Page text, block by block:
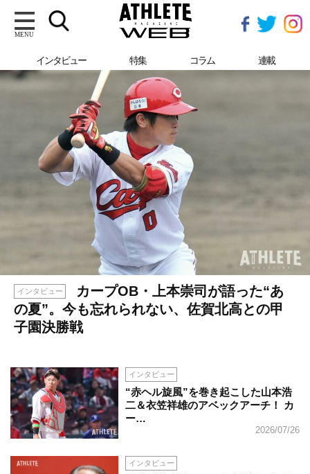
MENU
インタビュー 特集 コラム 連載
インタビュー
カープOB・上本崇司が語った“あ
の夏”。今も忘れられない、佐賀北高との甲
子園決勝戦
インタビュー
“赤ヘル旋風”を巻き起こした山本浩
二＆衣笠祥雄のアベックアーチ！ カ
ー…
2026/07/26
インタビュー